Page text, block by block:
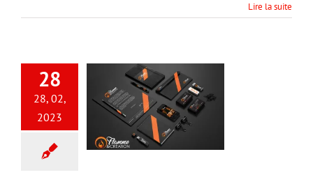
Lire la suite
28
28, 02,
2023